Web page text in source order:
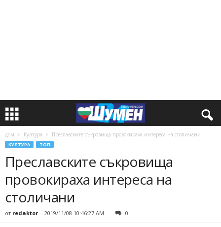
дом Култура Преславските съкровища провокираха интереса на столичани
КУЛТУРА ТОП
Преславските съкровища
провокираха интереса на
столичани
от redaktor - 2019/11/08 10:46:27 AM 0